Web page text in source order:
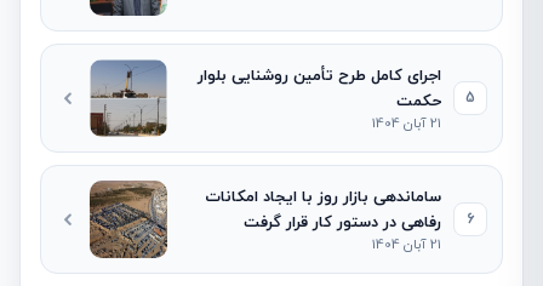
5
اجرای کامل طرح تأمین روشنایی بلوار
حکمت
21 آبان 1404
6
ساماندهی بازار روز با ایجاد امکانات
رفاهی در دستور کار قرار گرفت
21 آبان 1404